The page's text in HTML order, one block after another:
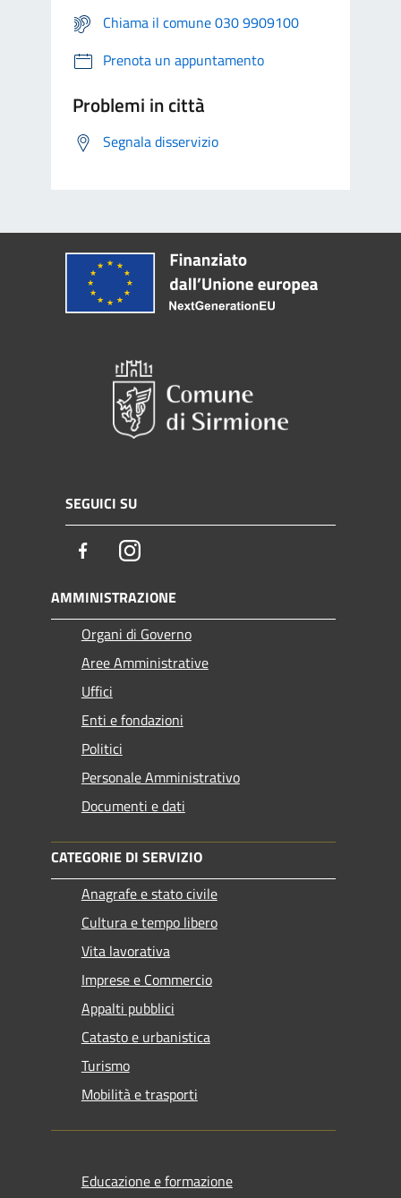
Chiama il comune 030 9909100
Prenota un appuntamento
Problemi in città
Segnala disservizio
SEGUICI SU
FacebookInstagram
AMMINISTRAZIONE
Organi di Governo
Aree Amministrative
Uffici
Enti e fondazioni
Politici
Personale Amministrativo
Documenti e dati
CATEGORIE DI SERVIZIO
Anagrafe e stato civile
Cultura e tempo libero
Vita lavorativa
Imprese e Commercio
Appalti pubblici
Catasto e urbanistica
Turismo
Mobilità e trasporti
Educazione e formazione